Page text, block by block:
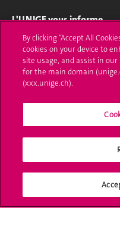
L'UNIGE vous informe
UNIGE Mobile
Médias
Calendrier académique
By clicking “Accept All
cookies on your device to
site usage, and assist in
for the main domain
(xxx.unige.ch).